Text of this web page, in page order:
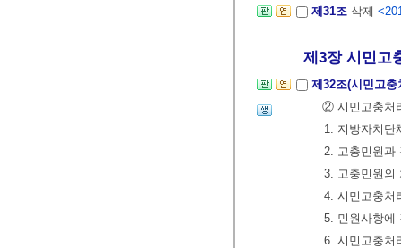
제31조 삭제
제3장 시민고충
제32조(시민고
② 시민고충처
1. 지방자치단
2. 고충민원과
3. 고충민원의
4. 시민고충처
5. 민원사항에
6. 시민고충처